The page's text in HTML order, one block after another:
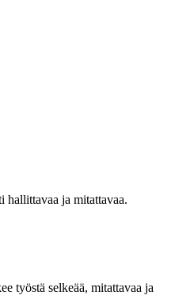
hallittavaa ja mitattavaa.
työstä selkeää, mitattavaa ja